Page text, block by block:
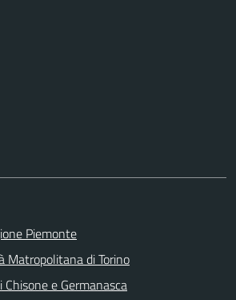
Piemonte
Matropolitana di Torino
e Germanasca